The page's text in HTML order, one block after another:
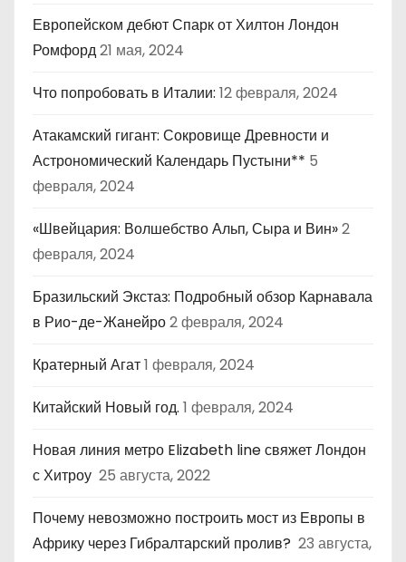
Европейском дебют Спарк от Хилтон Лондон
Ромфорд21 мая, 2024
Что попробовать в Италии: 12 февраля, 2024
Атакамский гигант: Сокровище Древности и
Астрономический Календарь Пустыни** 5
февраля, 2024
«Швейцария: Волшебство Альп, Сыра и Вин»2
февраля, 2024
Бразильский Экстаз: Подробный обзор Карнавала
в Рио-де-Жанейро2 февраля, 2024
Кратерный Агат1 февраля, 2024
Китайский Новый год. 1 февраля, 2024
Новая линия метро Elizabeth line свяжет Лондон
с Хитроу 25 августа, 2022
Почему невозможно построить мост из Европы в
Африку через Гибралтарский пролив? 23 августа,